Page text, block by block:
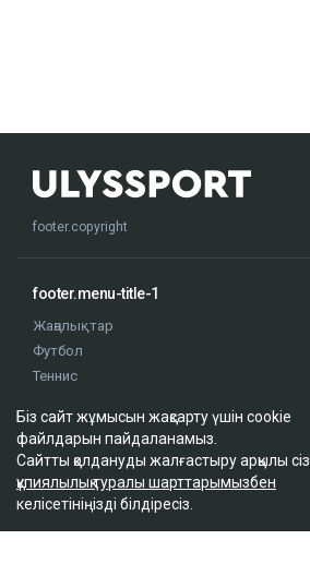
footer.copyright
footer.menu-title-1
Жаңалықтар
Футбол
Теннис
Хоккей
Жекпе жек
Оқиғалар
Олимпиада
Біз сайт жұмысын жақсарту үшін cookie
файлдарын пайдаланамыз.
Сайтты қолдануды жалғастыру арқылы сіз
құпиялылық туралы шарттарымызбен
келісетініңізді білдіресіз.